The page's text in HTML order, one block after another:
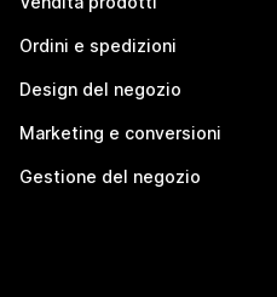
Ordini e spedizioni
Design del negozio
Marketing e conversioni
Gestione del negozio